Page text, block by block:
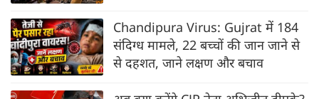
Chandipura Virus: Gujrat में 184
संदिग्ध मामले, 22 बच्चों की जान जाने से
से दहशत, जाने लक्षण और बचाव